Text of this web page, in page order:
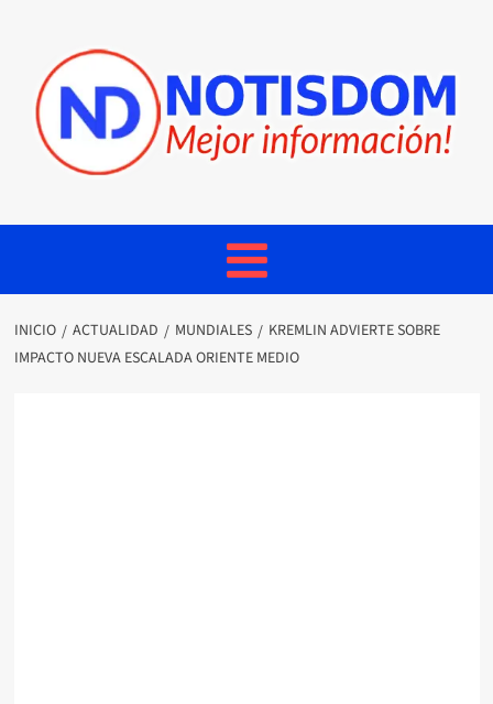
INICIO ACTUALIDAD MUNDIALES
KREMLIN ADVIERTE SOBRE
IMPACTO NUEVA ESCALADA ORIENTE MEDIO